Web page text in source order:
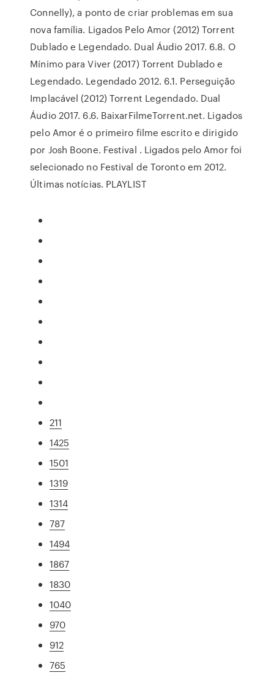
Connelly), a ponto de criar problemas em sua
nova família. Ligados Pelo Amor (2012) Torrent
Dublado e Legendado. Dual Áudio 2017. 6.8. O
Mínimo para Viver (2017) Torrent Dublado e
Legendado. Legendado 2012. 6.1. Perseguição
Implacável (2012) Torrent Legendado. Dual
Áudio 2017. 6.6. BaixarFilmeTorrent.net. Ligados
pelo Amor é o primeiro filme escrito e dirigido
por Josh Boone. Festival . Ligados pelo Amor foi
selecionado no Festival de Toronto em 2012.
Últimas notícias. PLAYLIST
211
1425
1501
1319
1314
787
1494
1867
1830
1040
970
912
765